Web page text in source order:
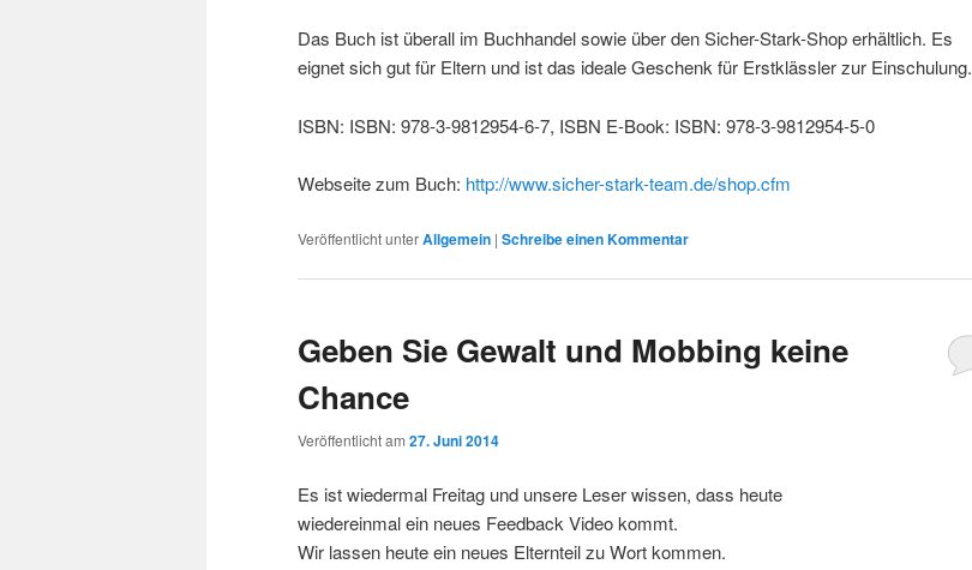
Das Buch ist überall im Buchhandel sowie über den Sicher-Stark-Shop erhältlich. Es
eignet sich gut für Eltern und ist das ideale Geschenk für Erstklässler zur Einschulung.
ISBN: ISBN: 978-3-9812954-6-7, ISBN E-Book: ISBN: 978-3-9812954-5-0
Webseite zum Buch: http://www.sicher-stark-team.de/shop.cfm
Veröffentlicht unterAllgemein | Schreibe einen Kommentar
Geben Sie Gewalt und Mobbing keine
Chance
Veröffentlicht am 27. Juni 2014
Es ist wiedermal Freitag und unsere Leser wissen, dass heute
wiedereinmal ein neues Feedback Video kommt.
Wir lassen heute ein neues Elternteil zu Wort kommen.